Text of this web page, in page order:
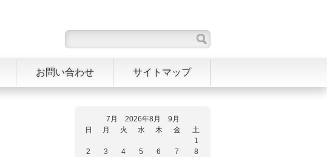
お問い合わせ サイトマップ
7月 2026年8月 9月
日
月 火 水 木 金
土
1
2
3 4 5 6 7
8